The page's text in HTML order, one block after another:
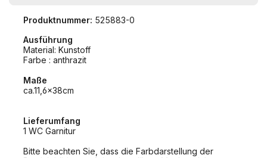
Produktnummer: 525883-0
Ausführung
Material: Kunstoff
Farbe : anthrazit
Maße
ca.11,6x38cm
Lieferumfang
1 WC Garnitur
Bitte beachten Sie, dass die Farbdarstellung der